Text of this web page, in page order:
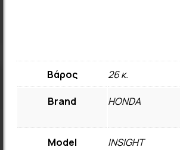
Βάρος 26 κ.
Brand HONDA
Model INSIGHT